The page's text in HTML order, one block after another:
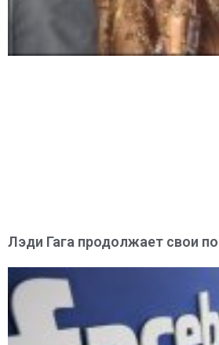
Лэди Гага продолжает свои